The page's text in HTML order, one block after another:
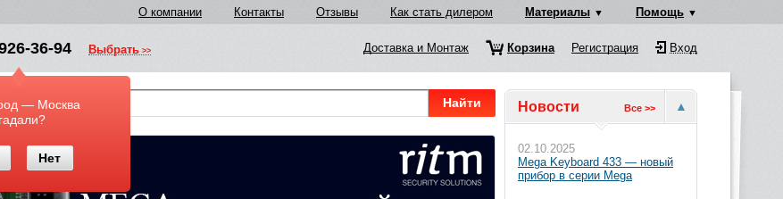
О компании Контакты Отзывы Как стать дилером Материалы Помощь
36-94
— Москва
Нет
Выбрать Доставка и Монтаж Корзина Регистрация Вход
Новости Все >>
02.10.2025
Mega Keyboard 433 — новый
прибор в серии Mega
Найти